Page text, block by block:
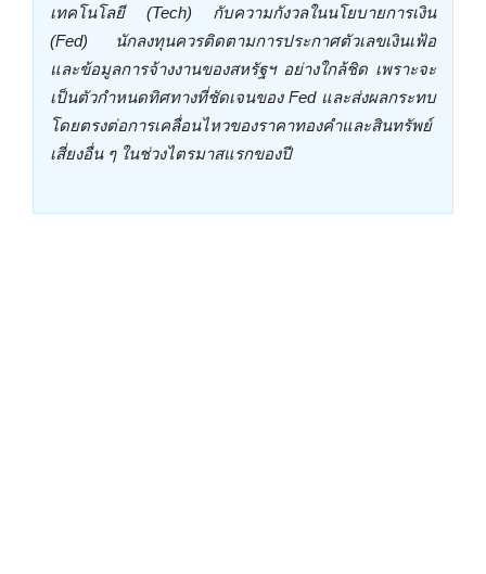
เทคโนโลยี (Tech) กับความกังวลในนโยบายการเงิน
(Fed) นักลงทุนควรติดตามการประกาศตัวเลขเงินเฟ้อ
และข้อมูลการจ้างงานของสหรัฐฯ อย่างใกล้ชิด เพราะจะ
เป็นตัวกำหนดทิศทางที่ชัดเจนของ Fed และส่งผลกระทบ
โดยตรงต่อการเคลื่อนไหวของราคาทองคำและสินทรัพย์
เสี่ยงอื่น ๆ ในช่วงไตรมาสแรกของปี